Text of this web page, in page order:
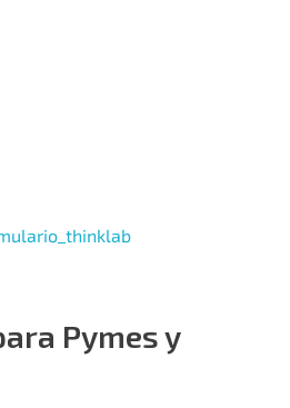
Pymes y